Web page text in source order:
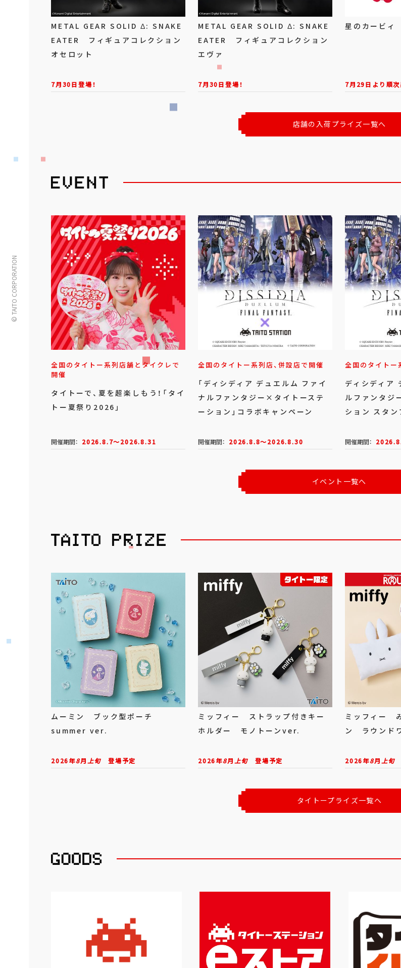
© TAITO CORPORATION
7月30日登場！
METAL GEAR SOLID Δ: SNAKE
EATER フィギュアコレクション
オセロット
7月30日登場！
METAL GEAR SOLID Δ: SNAKE
EATER フィギュアコレクション
エヴァ
7月29日より順
星のカービィ
店舗の入荷プライズ一覧へ
全国のタイトー系列店舗とタイクレで
開催
タイトーで、夏を超楽しもう！「タイ
トー夏祭り2026」
開催期間： 2026.8.7～2026.8.31
全国のタイトー系列店、併設店で開催
「ディシディア デュエルム ファイ
ナルファンタジー×タイトーステ
ーション」コラボキャンペーン
開催期間： 2026.8.8～2026.8.30
全国のタイトー
ディシディア
ルファンタジ
ション スタン
開催期間：
イベント一覧へ
2026年8月上旬 登場予定
ムーミン ブック型ポーチ
summer ver.
2026年8月上旬 登場予定
ミッフィー ストラップ付きキー
ホルダー モノトーンver.
2026年8月上旬
ミッフィー
ン ラウンド
タイトープライズ一覧へ